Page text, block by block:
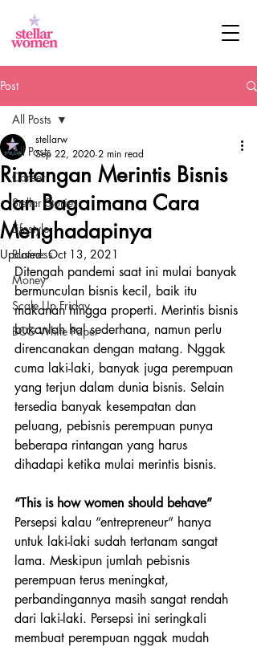
Post
All Posts
Career
Stellar Stories
Lifestyle
Business
Money
Scale Up Friday
BCG White Paper
All Posts
Rintangan Merintis Bisnis
dan Bagaimana Cara
Menghadapinya
stellarw
Sep 22, 2020 2 min read
Updated:Oct 13, 2021
Ditengah pandemi saat ini mulai banyak
bermunculan bisnis kecil, baik itu
makanan hingga properti. Merintis bisnis
bukanlah hal sederhana, namun perlu
direncanakan dengan matang. Nggak
cuma laki-laki, banyak juga perempuan
yang terjun dalam dunia bisnis. Selain
tersedia banyak kesempatan dan
peluang, pebisnis perempuan punya
beberapa rintangan yang harus
dihadapi ketika mulai merintis bisnis.
“This is how women should behave”
Persepsi kalau “entrepreneur” hanya
untuk laki-laki sudah tertanam sangat
lama. Meskipun jumlah pebisnis
perempuan terus meningkat,
perbandingannya masih sangat rendah
dari laki-laki. Persepsi ini seringkali
membuat perempuan nggak mudah